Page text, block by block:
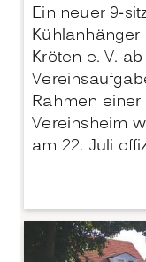
Ein neuer 9-
Kröten e. V.
Rahmen
Vereinsheim
am 22. Juli